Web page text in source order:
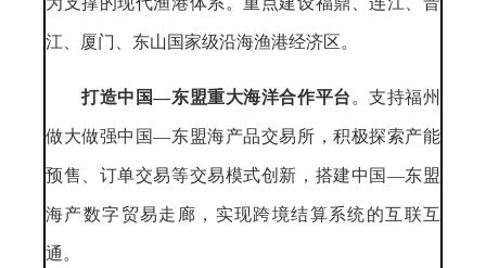
江、厦门、东山国家级沿海渔港经济区。
打造中国—东盟重大海洋合作平台 。支持福州
做大做强中国—东盟海产品交易所，积极探索产能
预售、订单交易等交易模式创新，搭建中国—东盟
海产数字贸易走廊，实现跨境结算系统的互联互
通。